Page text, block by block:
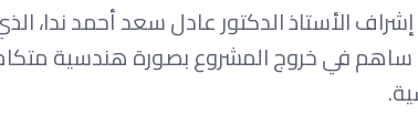
الأستاذ الدكتور عادل سعد أحمد ندا،
ساهم في خروج المشروع بصورة هندسية